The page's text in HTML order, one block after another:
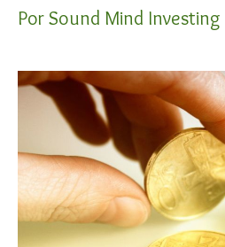
PorSound Mind Investing